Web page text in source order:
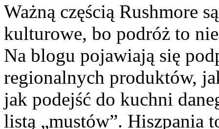
Ważną częścią Rushmore
kulturowe, bo podróż to
Na blogu pojawiają się
regionalnych produktów,
jak podejść do kuchni
listą „mustów”. Hiszpania